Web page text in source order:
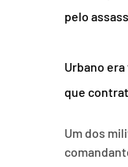
pelo
Urbano
que
Um dos